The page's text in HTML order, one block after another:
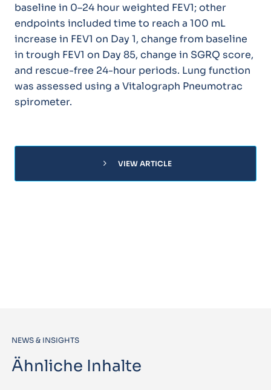
baseline in 0–24 hour weighted FEV1; other
endpoints included time to reach a 100 mL
increase in FEV1 on Day 1, change from baseline
in trough FEV1 on Day 85, change in SGRQ score,
and rescue-free 24-hour periods. Lung function
was assessed using a Vitalograph Pneumotrac
spirometer.
chevron_right VIEW ARTICLE
NEWS & INSIGHTS
Ähnliche Inhalte